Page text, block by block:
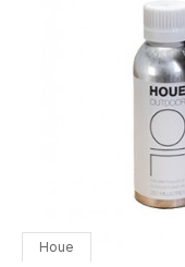
Houe